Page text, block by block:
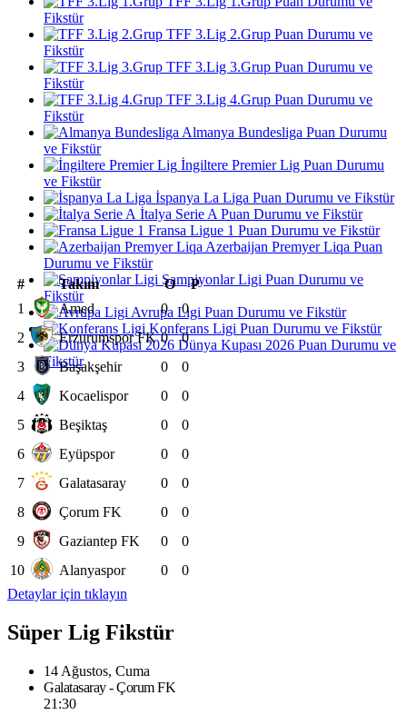
Fikstür
TFF 3.Lig 2.Grup Puan Durumu ve
Fikstür
TFF 3.Lig 3.Grup Puan Durumu ve
Fikstür
TFF 3.Lig 4.Grup Puan Durumu ve
Fikstür
Almanya Bundesliga Puan Durumu
ve Fikstür
İngiltere Premier Lig Puan Durumu
ve Fikstür
İspanya La Liga Puan Durumu ve Fikstür
İtalya Serie A Puan Durumu ve Fikstür
Fransa Ligue 1 Puan Durumu ve Fikstür
Azerbaijan Premyer Liqa Puan
Durumu ve Fikstür
Şampiyonlar Ligi Puan Durumu ve
Fikstür
Avrupa Ligi Puan Durumu ve Fikstür
Konferans Ligi Puan Durumu ve Fikstür
Dünya Kupası 2026 Puan Durumu ve
Fikstür
# Takım O
P
1
Amed 0
0
2
Erzurumspor FK 0
0
3
Başakşehir 0
0
4
Kocaelispor 0
0
5
Beşiktaş 0
0
6
Eyüpspor 0
0
7
Galatasaray 0
0
8
Çorum FK 0
0
9
Gaziantep FK 0
0
10
Alanyaspor 0
0
Detaylar için tıklayın
Süper Lig Fikstür
14 Ağustos, Cuma
Galatasaray - Çorum FK
21:30